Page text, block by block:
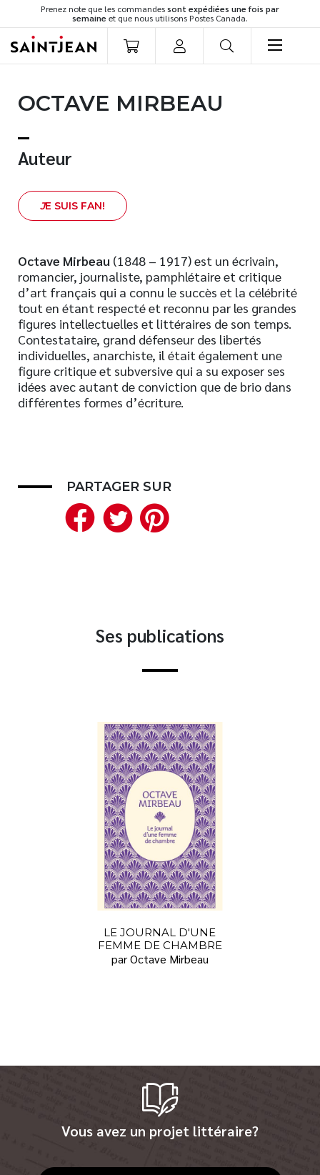
Prenez note que les commandessont expédiées une fois par
semaine et que nous utilisons Postes Canada.
Romans
Développement personnel
Spiritualité
Famille
Témoignages
Vie pratique
Finances
Nouveautés
Numérique
Livres audio
Meilleurs vendeurs
À PROPOS
CONTACT
OCTAVE MIRBEAU
Auteur
JE SUIS FAN!
Octave Mirbeau (1848 – 1917) est un écrivain,
romancier, journaliste, pamphlétaire et critique
d’art français qui a connu le succès et la célébrité
tout en étant respecté et reconnu par les grandes
figures intellectuelles et littéraires de son temps.
Contestataire, grand défenseur des libertés
individuelles, anarchiste, il était également une
figure critique et subversive qui a su exposer ses
idées avec autant de conviction que de brio dans
différentes formes d’écriture.
PARTAGER SUR
Facebook
Twitter
Ses publications
LE JOURNAL D'UNE
FEMME DE CHAMBRE
par Octave Mirbeau
Vous avez un projet littéraire?